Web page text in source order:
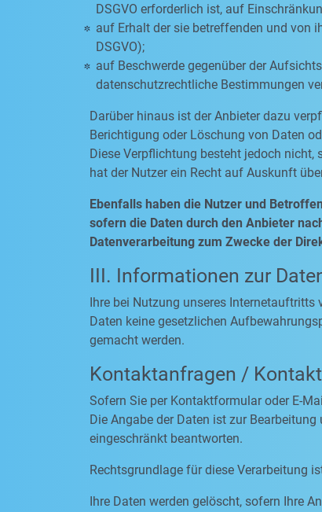
DSGVO erforderlich ist, auf
auf Erhalt der sie betreffenden und von
DSGVO);
auf Beschwerde gegenüber der
datenschutzrechtliche Bestimmungen
Darüber hinaus ist der Anbieter dazu
Berichtigung oder Löschung von Daten
Diese Verpflichtung besteht jedoch
hat der Nutzer ein Recht auf Auskunft
Ebenfalls haben die Nutzer und
sofern die Daten durch den Anbieter
Datenverarbeitung zum Zwecke der
III. Informationen zur
Ihre bei Nutzung unseres Internetauftritts
Daten keine gesetzlichen
gemacht werden.
Kontaktanfragen /
Sofern Sie per Kontaktformular oder E-
Die Angabe der Daten ist zur
eingeschränkt beantworten.
Rechtsgrundlage für diese Verarbeitung
Ihre Daten werden gelöscht, sofern Ihre